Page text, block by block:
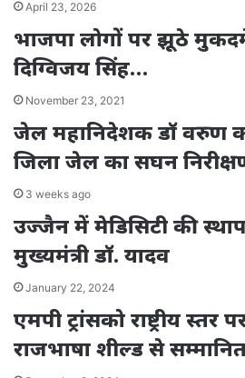
April 23, 2026
भाजपा लोगों पर झूठे
दिग्विजय सिंह…
November 23, 2021
जेल महानिदेशक डॉ वरुण
जिला जेल का सघन
3 weeks ago
उज्जैन में मेडिसिटी की
मुख्यमंत्री डॉ. यादव
January 22, 2024
एमपी ट्रांसको राष्ट्रीय स्तर
राजभाषा शील्ड से